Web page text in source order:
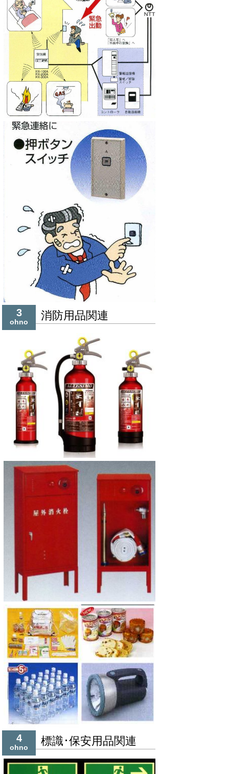
3
ohno 消防用品関連
4
ohno 標識･保安用品関連